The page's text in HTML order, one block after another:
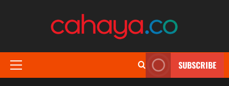
Primary
SUBSCRIBE